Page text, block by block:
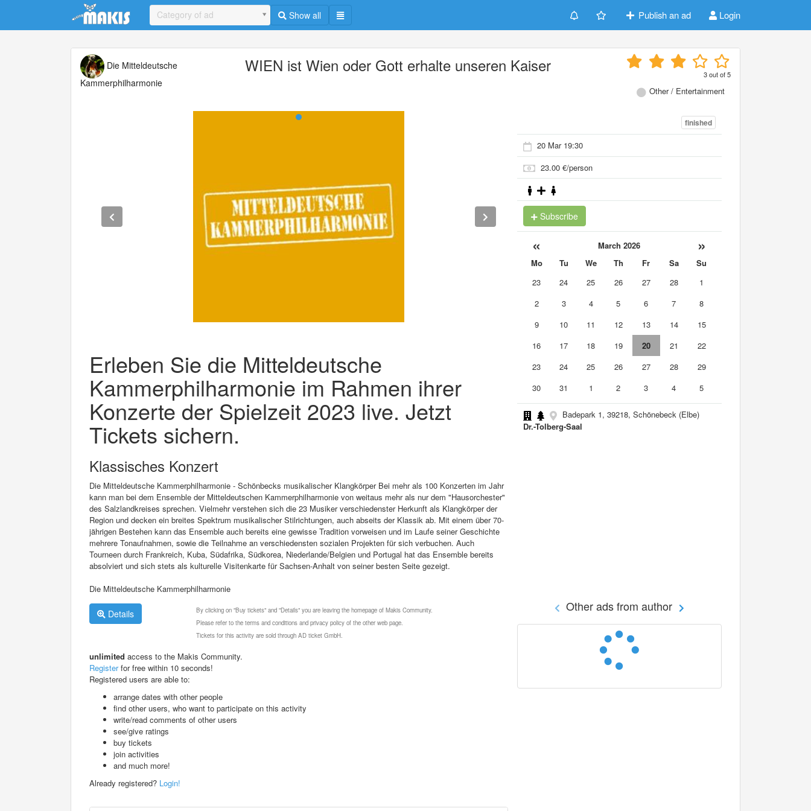
Update cookies preferences
Category of ad Show all Publish an ad Login
Die Mitteldeutsche
Kammerphilharmonie
WIEN ist Wien oder Gott erhalte unseren Kaiser 3out of5
Other / Entertainment
Erleben Sie die Mitteldeutsche
Kammerphilharmonie im Rahmen ihrer
Konzerte der Spielzeit 2023 live. Jetzt
Tickets sichern.
Klassisches Konzert
Die Mitteldeutsche Kammerphilharmonie - Schönbecks musikalischer Klangkörper Bei mehr als 100 Konzerten im Jahr
kann man bei dem Ensemble der Mitteldeutschen Kammerphilharmonie von weitaus mehr als nur dem "Hausorchester"
des Salzlandkreises sprechen. Vielmehr verstehen sich die 23 Musiker verschiedenster Herkunft als Klangkörper der
Region und decken ein breites Spektrum musikalischer Stilrichtungen, auch abseits der Klassik ab. Mit einem über 70-
jährigen Bestehen kann das Ensemble auch bereits eine gewisse Tradition vorweisen und im Laufe seiner Geschichte
mehrere Tonaufnahmen, sowie die Teilnahme an verschiedensten sozialen Projekten für sich verbuchen. Auch
Tourneen durch Frankreich, Kuba, Südafrika, Südkorea, Niederlande/Belgien und Portugal hat das Ensemble bereits
absolviert und sich stets als kulturelle Visitenkarte für Sachsen-Anhalt von seiner besten Seite gezeigt.
Die Mitteldeutsche Kammerphilharmonie
Details
By clicking on "Buy tickets" and "Details" you are leaving the homepage of Makis Community.
Please refer to the terms and conditions and privacy policy of the other web page.
Tickets for this activity are sold through AD ticket GmbH.
unlimited access to the Makis Community.
Registerfor free within 10 seconds!
Registered users are able to:
arrange dates with other people
find other users, who want to participate on this activity
write/read comments of other users
see/give ratings
buy tickets
join activities
and much more!
Already registered? Login!
finished
20 Mar 19:30
23.00 €/person
Subscribe
« March 2026 »
Mo Tu We Th Fr Sa
Su
23
24 25 26 27 28
1
2
3 4 5 6 7
8
9
10 11 12 13 14
15
16
17 18 19 20 21
22
23
24 25 26 27 28
29
30
31 1 2 3 4 5
Badepark 1, 39218, Schönebeck (Elbe)
Dr.-Tolberg-Saal
Other ads from author